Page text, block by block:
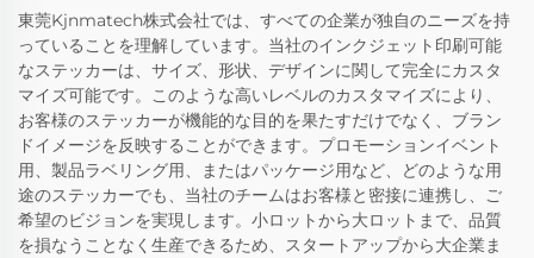
東莞Kjnmatech株式会社では、すべての企業が独自のニーズを持
っていることを理解しています。当社のインクジェット印刷可能
なステッカーは、サイズ、形状、デザインに関して完全にカスタ
マイズ可能です。このような高いレベルのカスタマイズにより、
お客様のステッカーが機能的な目的を果たすだけでなく、ブラン
ドイメージを反映することができます。プロモーションイベント
用、製品ラベリング用、またはパッケージ用など、どのような用
途のステッカーでも、当社のチームはお客様と密接に連携し、ご
希望のビジョンを実現します。小ロットから大ロットまで、品質
を損なうことなく生産できるため、スタートアップから大企業ま